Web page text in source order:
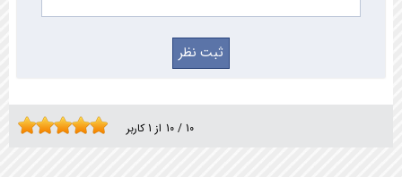
10 / 10 از 1کاربر